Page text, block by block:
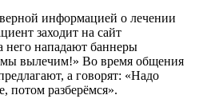
информацией о лечении
заходит на сайт
него нападают баннеры
вылечим!» Во время общения
а говорят: «Надо
потом разберёмся».